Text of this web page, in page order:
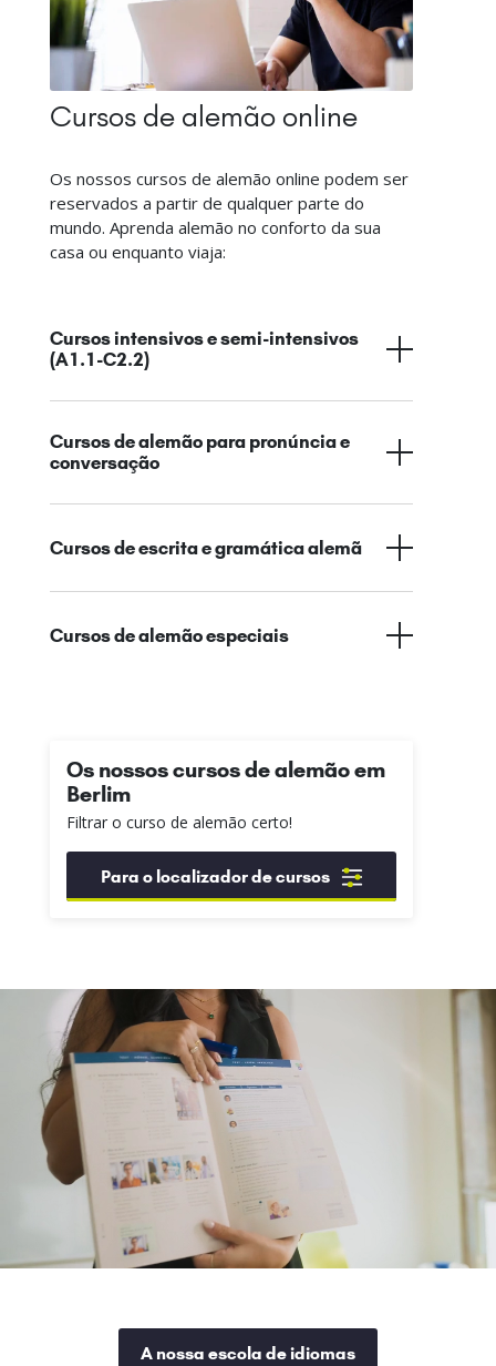
Cursos de alemão online
Os nossos cursos de alemão online podem ser
reservados a partir de qualquer parte do
mundo. Aprenda alemão no conforto da sua
casa ou enquanto viaja:
Cursos intensivos e semi-intensivos
(A1.1-C2.2)
Cursos de alemão para pronúncia e
conversação
Cursos de escrita e gramática alemã
Cursos de alemão especiais
Os nossos cursos de alemão em
Berlim
Filtrar o curso de alemão certo!
Para o localizador de cursos
A nossa escola de idiomas